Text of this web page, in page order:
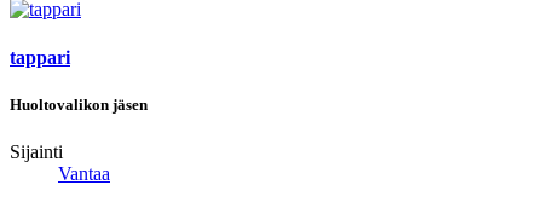
tappari
Huoltovalikon jäsen
Sijainti
Vantaa